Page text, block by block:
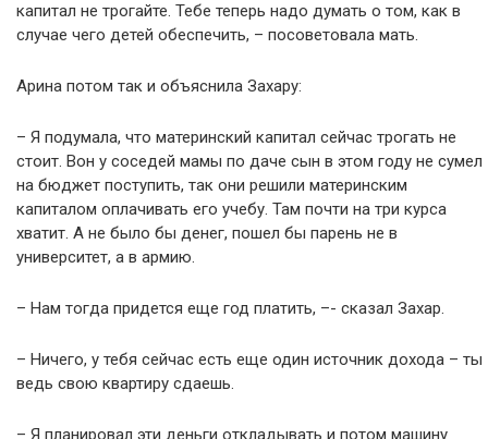
капитал не трогайте. Тебе теперь надо думать о том, как в
случае чего детей обеспечить, – посоветовала мать.
Арина потом так и объяснила Захару:
– Я подумала, что материнский капитал сейчас трогать не
стоит. Вон у соседей мамы по даче сын в этом году не сумел
на бюджет поступить, так они решили материнским
капиталом оплачивать его учебу. Там почти на три курса
хватит. А не было бы денег, пошел бы парень не в
университет, а в армию.
– Нам тогда придется еще год платить, –- сказал Захар.
– Ничего, у тебя сейчас есть еще один источник дохода – ты
ведь свою квартиру сдаешь.
– Я планировал эти деньги откладывать и потом машину